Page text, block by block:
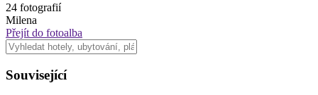
24 fotografií
Milena
Přejít do fotoalba
Související